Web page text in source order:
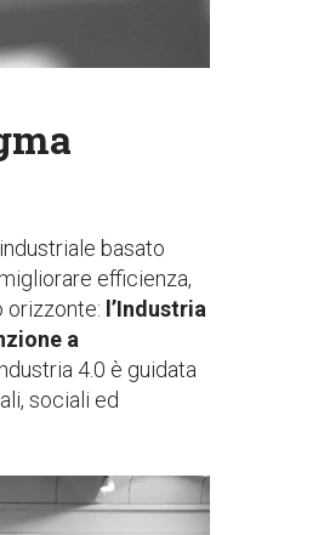
basato
efficienza,
orizzonte: l’Industria
a
4.0 è guidata
sociali ed